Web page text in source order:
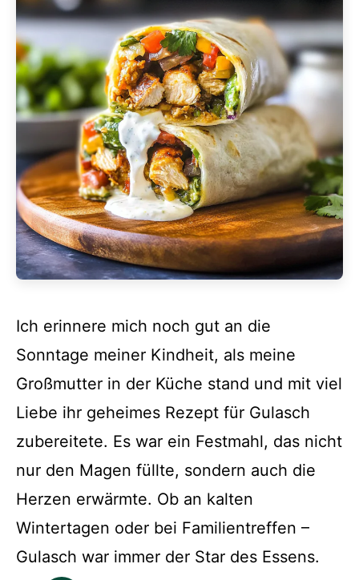
Ich erinnere mich noch gut an die
Sonntage meiner Kindheit, als meine
Großmutter in der Küche stand und mit viel
Liebe ihr geheimes Rezept für Gulasch
zubereitete. Es war ein Festmahl, das nicht
nur den Magen füllte, sondern auch die
Herzen erwärmte. Ob an kalten
Wintertagen oder bei Familientreffen –
Gulasch war immer der Star des Essens.